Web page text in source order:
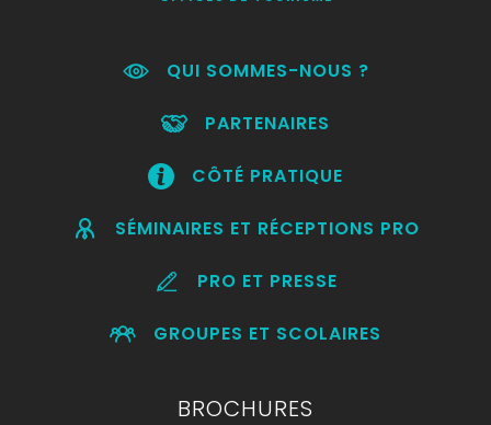
QUI SOMMES-NOUS ?
PARTENAIRES
CÔTÉ PRATIQUE
SÉMINAIRES ET RÉCEPTIONS PRO
PRO ET PRESSE
GROUPES ET SCOLAIRES
BROCHURES